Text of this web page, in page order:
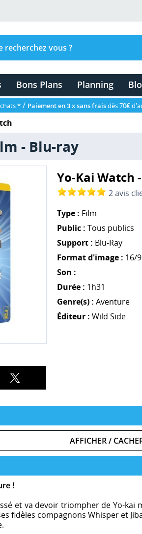
Bons Plans Planning
* / Paiement en 3 x sans fraisdès 70€
- Blu-ray
Yo-Kai Watch
2 avis
Type : Film
Public : Tous publics
Support : Blu-Ray
Format d'image : 16/
Son :
Durée : 1h31
Genre(s) : Aventure
Éditeur : Wild Side
AFFICHER /
!
et va devoir triompher de Yo-
fidèles compagnons Whisper et